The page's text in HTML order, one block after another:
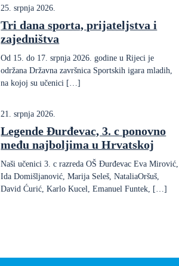
25. srpnja 2026.
Tri dana sporta, prijateljstva i
zajedništva
Od 15. do 17. srpnja 2026. godine u Rijeci je
održana Državna završnica Sportskih igara mladih,
na kojoj su učenici […]
21. srpnja 2026.
Legende Đurđevac, 3. c ponovno
među najboljima u Hrvatskoj
Naši učenici 3. c razreda OŠ Đurđevac Eva Mirović,
Ida Domišljanović, Marija Seleš, NataliaOršuš,
David Ćurić, Karlo Kucel, Emanuel Funtek, […]